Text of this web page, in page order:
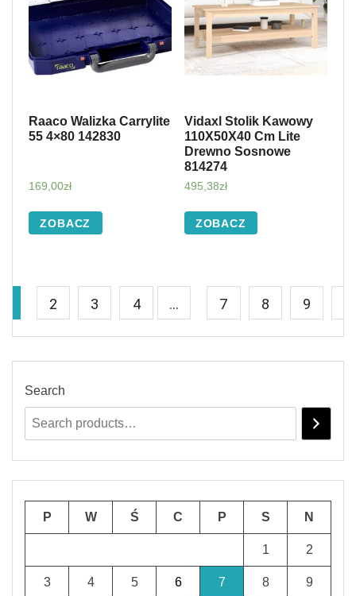
Raaco Walizka Carrylite
55 4×80 142830
169,00zł
ZOBACZ
Vidaxl Stolik Kawowy
110X50X40 Cm Lite
Drewno Sosnowe
814274
495,38zł
ZOBACZ
2 3 4 … 7 8 9
Search
P W Ś C P S N
1 2
3 4 5 6 7 8 9